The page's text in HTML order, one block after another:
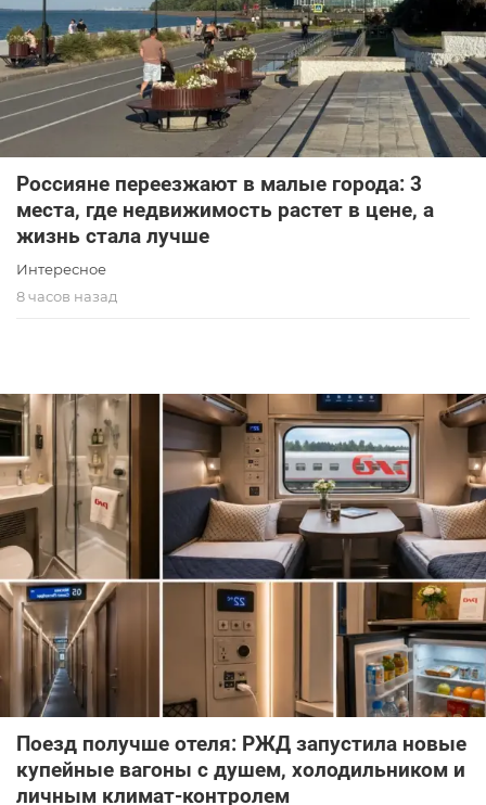
Россияне переезжают в малые города: 3
места, где недвижимость растет в цене, а
жизнь стала лучше
Интересное
8 часов назад
Поезд получше отеля: РЖД запустила новые
купейные вагоны с душем, холодильником и
личным климат-контролем